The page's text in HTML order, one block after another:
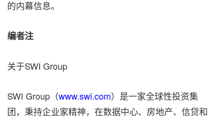
的内幕信息。
编者注
关于SWI Group
SWI Group（www.swi.com）是一家全球性投资集
团，秉持企业家精神，在数据中心、房地产、信贷和